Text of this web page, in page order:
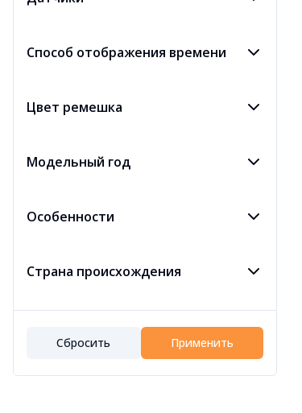
Способ отображения времени
Цвет ремешка
Модельный год
Особенности
Страна происхождения
Сбросить Применить